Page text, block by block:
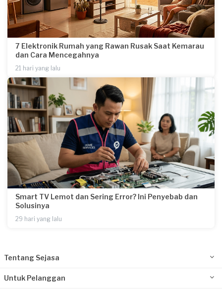
7 Elektronik Rumah yang Rawan Rusak Saat Kemarau
dan Cara Mencegahnya
21 hari yang lalu
Smart TV Lemot dan Sering Error? Ini Penyebab dan
Solusinya
29 hari yang lalu
Tentang Sejasa
Untuk Pelanggan